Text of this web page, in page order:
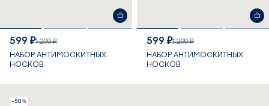
599 ₽1 299 ₽
НАБОР АНТИМОСКИТНЫХ
НОСКОВ
599 ₽1 299 ₽
НАБОР АНТИМОСКИТНЫХ
НОСКОВ
-50%